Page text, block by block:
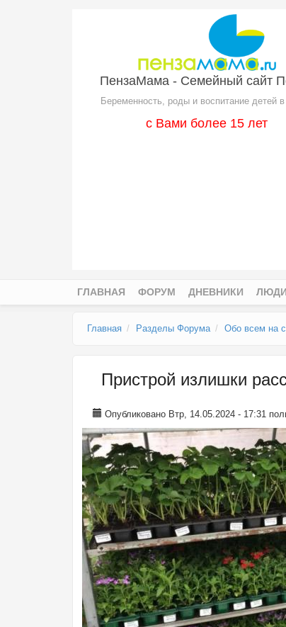
ПензаМама - Семейный сайт
Беременность, роды и воспитание детей
с Вами более 15 лет
ГЛАВНАЯ ФОРУМ ДНЕВНИКИ ЛЮДИ
Главная Разделы Форума Обо всем на
Пристрой излишки
Опубликовано Втр, 14.05.2024 - 17:31